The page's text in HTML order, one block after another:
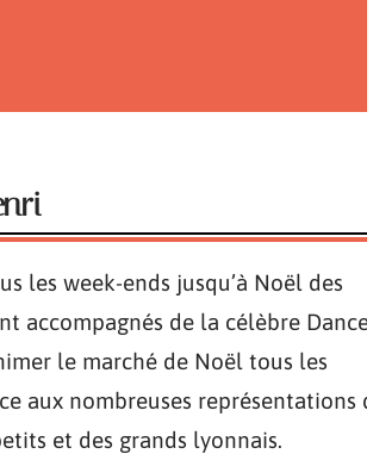
les week-ends jusqu’à Noël des
accompagnés de la célèbre
le marché de Noël tous les
aux nombreuses représentations
et des grands lyonnais.